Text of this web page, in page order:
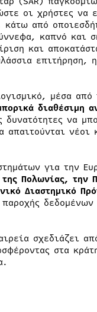
οι χρήστες να
από
καπνό και
και
επιτήρηση,
μέσα
διαθέσιμη
να
νέοι
για την
Πολωνίας, την
Διαστημικό
δεδομένων
σχεδιάζει
στα